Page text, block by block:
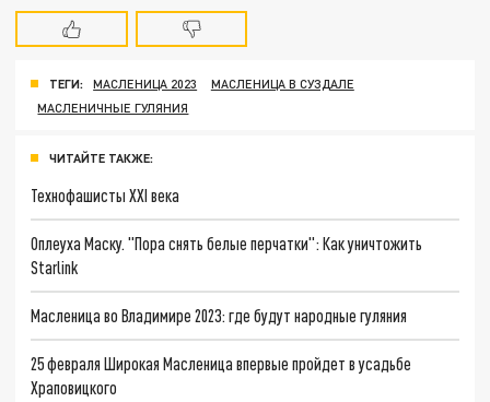
ТЕГИ: МАСЛЕНИЦА 2023
МАСЛЕНИЦА В СУЗДАЛЕ
МАСЛЕНИЧНЫЕ ГУЛЯНИЯ
ЧИТАЙТЕ ТАКЖЕ:
Технофашисты XXI века
Оплеуха Маску. "Пора снять белые перчатки": Как уничтожить
Starlink
Масленица во Владимире 2023: где будут народные гуляния
25 февраля Широкая Масленица впервые пройдет в усадьбе
Храповицкого